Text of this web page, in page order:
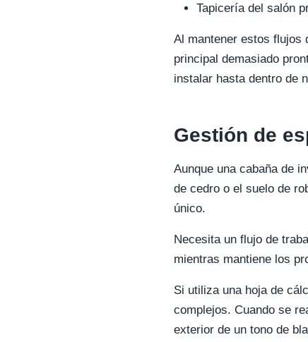
Tapicería del salón
Al mantener estos flujos
principal demasiado
instalar hasta dentro de
Gestión de
Aunque una cabaña de
de cedro o el suelo de
único.
Necesita un flujo de
mientras mantiene los
Si utiliza una hoja de
complejos. Cuando se
exterior de un tono de